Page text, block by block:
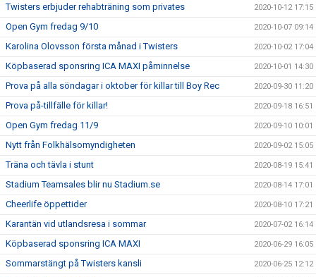
Twisters erbjuder rehabträning som privates 2020-10-12 17:15
Open Gym fredag 9/10 2020-10-07 09:14
Karolina Olovsson första månad i Twisters 2020-10-02 17:04
Köpbaserad sponsring ICA MAXI påminnelse 2020-10-01 14:30
Prova på alla söndagar i oktober för killar till Boy Rec 2020-09-30 11:20
Prova på-tillfälle för killar! 2020-09-18 16:51
Open Gym fredag 11/9 2020-09-10 10:01
Nytt från Folkhälsomyndigheten 2020-09-02 15:05
Träna och tävla i stunt 2020-08-19 15:41
Stadium Teamsales blir nu Stadium.se 2020-08-14 17:01
Cheerlife öppettider 2020-08-10 17:21
Karantän vid utlandsresa i sommar 2020-07-02 16:14
Köpbaserad sponsring ICA MAXI 2020-06-29 16:05
Sommarstängt på Twisters kansli 2020-06-25 12:12